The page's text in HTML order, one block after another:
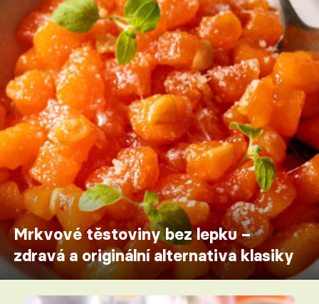
Mrkvové těstoviny bez lepku –
zdravá a originální alternativa klasiky